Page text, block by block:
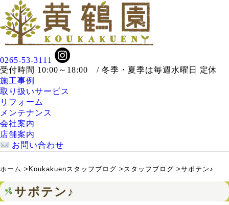
0265-53-3111
受付時間 10:00～18:00 / 冬季・夏季は毎週水曜日 定休
施工事例
取り扱いサービス
リフォーム
メンテナンス
会社案内
店舗案内
お問い合わせ
ホーム > Koukakuenスタッフブログ > スタッフブログ >サボテン♪
サボテン♪